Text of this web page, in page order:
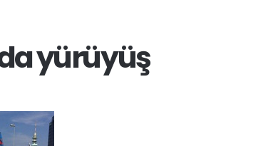
yürüyüş